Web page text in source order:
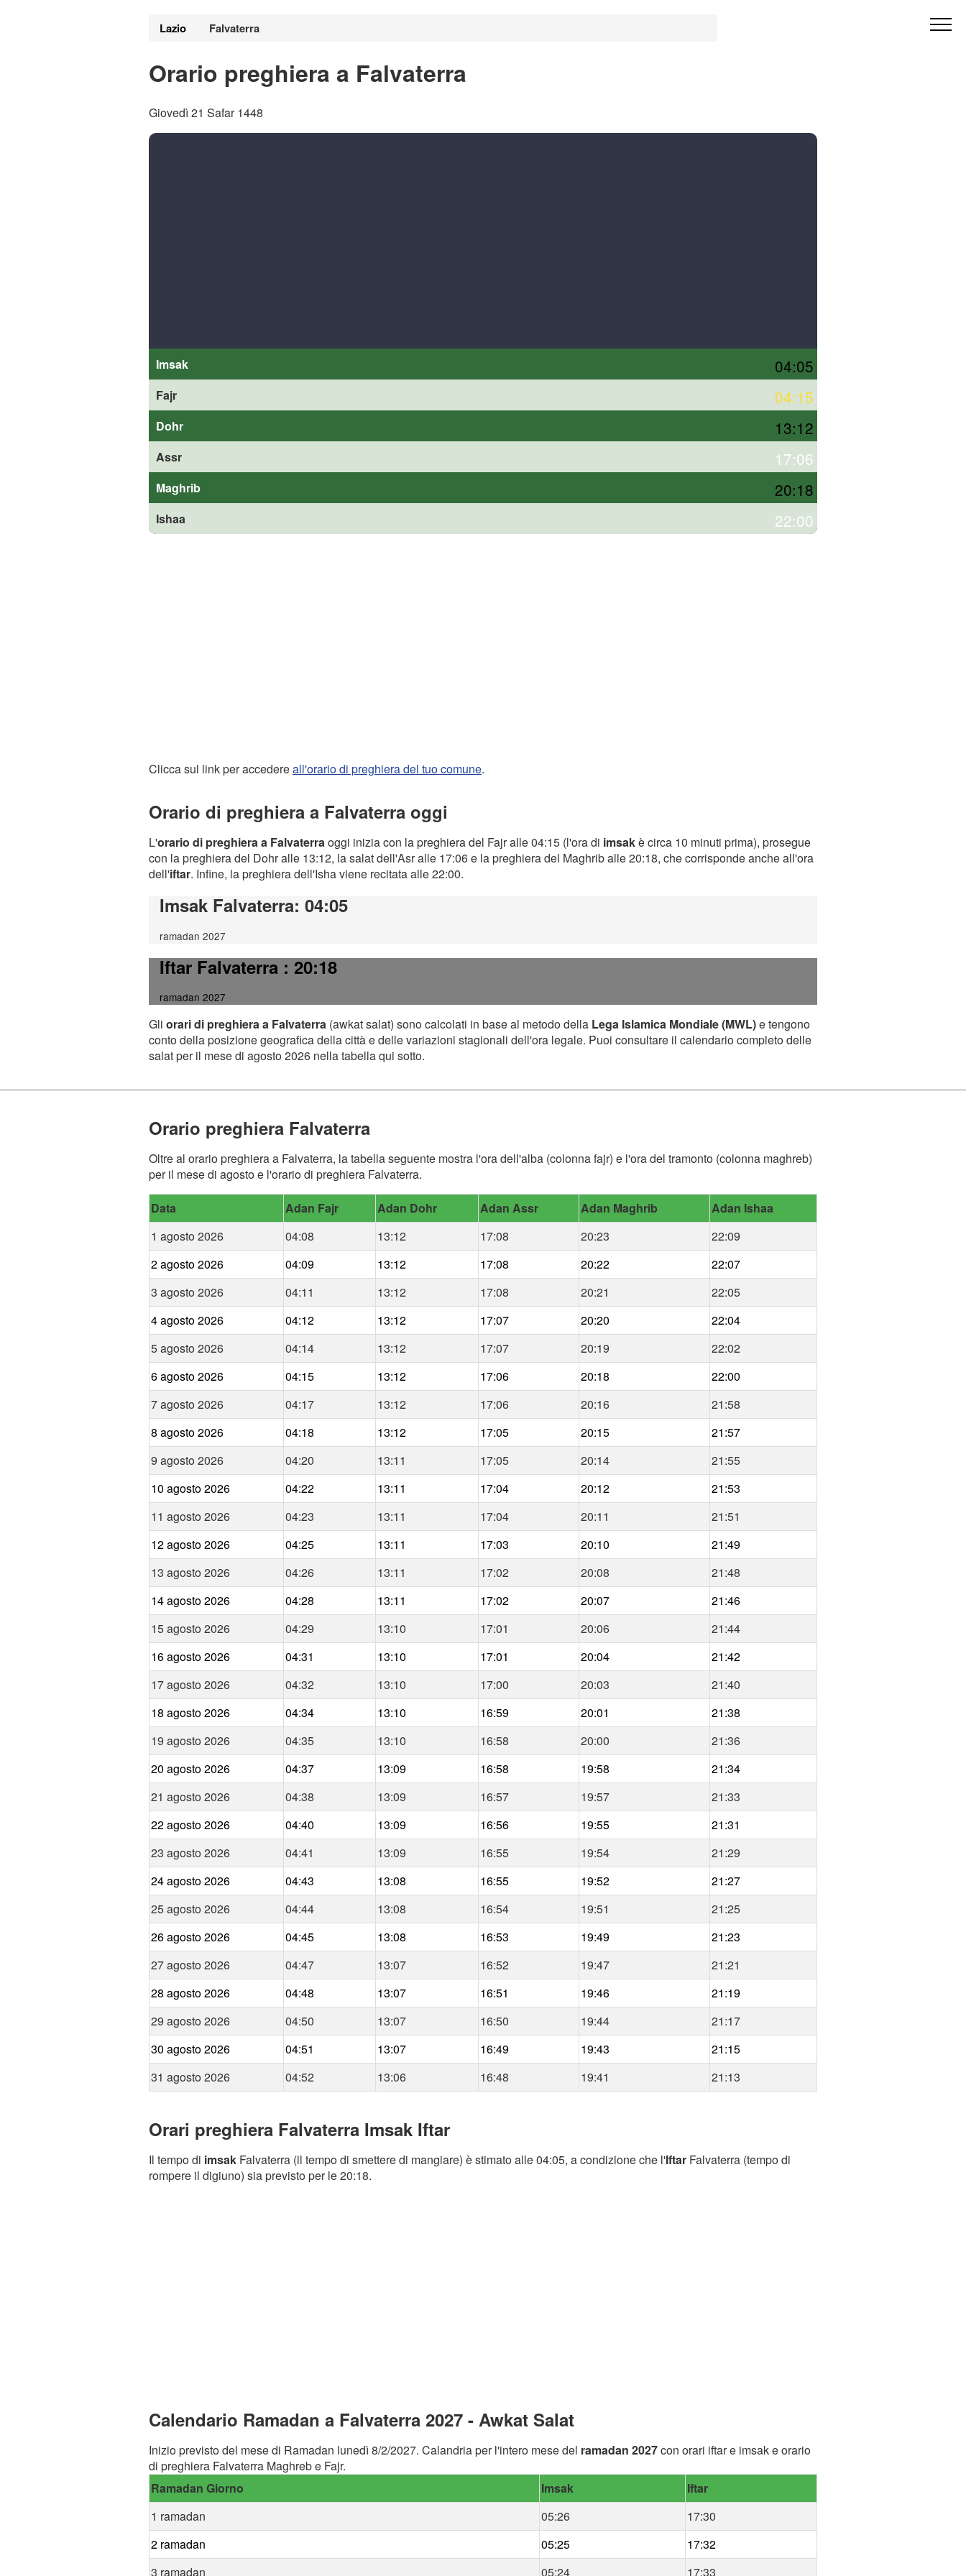
Lazio Falvaterra
Orario preghiera a Falvaterra
Giovedì 21 Safar 1448
Imsak 04:05
Fajr 04:15
Dohr 13:12
Assr 17:06
Maghrib 20:18
Ishaa 22:00
Clicca sul link per accedereall'orario di preghiera del tuo comune.
Orario di preghiera a Falvaterra oggi
L'orario di preghiera a Falvaterraoggi inizia con la preghiera del Fajr alle 04:15 (l'ora di imsakè circa 10 minuti prima), prosegue
con la preghiera del Dohr alle 13:12, la salat dell'Asr alle 17:06 e la preghiera del Maghrib alle 20:18, che corrisponde anche all'ora
dell'iftar. Infine, la preghiera dell'Isha viene recitata alle 22:00.
Imsak Falvaterra: 04:05
ramadan 2027
Iftar Falvaterra: 20:18
ramadan 2027
Gli orari di preghiera a Falvaterra (awkat salat) sono calcolati in base al metodo della Lega Islamica Mondiale (MWL)e tengono
conto della posizione geografica della città e delle variazioni stagionali dell'ora legale. Puoi consultare il calendario completo delle
salat per il mese di agosto 2026 nella tabella qui sotto.
Orario preghiera Falvaterra
Oltre al orario preghiera a Falvaterra, la tabella seguente mostra l'ora dell'alba (colonna fajr) e l'ora del tramonto (colonna maghreb)
per il mese di agosto e l'orario di preghiera Falvaterra.
Data Adan Fajr Adan Dohr Adan Assr Adan Maghrib
Adan Ishaa
1 agosto 2026
04:08 13:12 17:08 20:23
22:09
2 agosto 2026
04:09 13:12 17:08 20:22
22:07
3 agosto 2026
04:11 13:12 17:08 20:21
22:05
4 agosto 2026
04:12 13:12 17:07 20:20
22:04
5 agosto 2026
04:14 13:12 17:07 20:19
22:02
6 agosto 2026
04:15 13:12 17:06 20:18
22:00
7 agosto 2026
04:17 13:12 17:06 20:16
21:58
8 agosto 2026
04:18 13:12 17:05 20:15
21:57
9 agosto 2026
04:20 13:11 17:05 20:14
21:55
10 agosto 2026
04:22 13:11 17:04 20:12
21:53
11 agosto 2026
04:23 13:11 17:04 20:11
21:51
12 agosto 2026
04:25 13:11 17:03 20:10
21:49
13 agosto 2026
04:26 13:11 17:02 20:08
21:48
14 agosto 2026
04:28 13:11 17:02 20:07
21:46
15 agosto 2026
04:29 13:10 17:01 20:06
21:44
16 agosto 2026
04:31 13:10 17:01 20:04
21:42
17 agosto 2026
04:32 13:10 17:00 20:03
21:40
18 agosto 2026
04:34 13:10 16:59 20:01
21:38
19 agosto 2026
04:35 13:10 16:58 20:00
21:36
20 agosto 2026
04:37 13:09 16:58 19:58
21:34
21 agosto 2026
04:38 13:09 16:57 19:57
21:33
22 agosto 2026
04:40 13:09 16:56 19:55
21:31
23 agosto 2026
04:41 13:09 16:55 19:54
21:29
24 agosto 2026
04:43 13:08 16:55 19:52
21:27
25 agosto 2026
04:44 13:08 16:54 19:51
21:25
26 agosto 2026
04:45 13:08 16:53 19:49
21:23
27 agosto 2026
04:47 13:07 16:52 19:47
21:21
28 agosto 2026
04:48 13:07 16:51 19:46
21:19
29 agosto 2026
04:50 13:07 16:50 19:44
21:17
30 agosto 2026
04:51 13:07 16:49 19:43
21:15
31 agosto 2026
04:52 13:06 16:48 19:41 21:13
Orari preghiera Falvaterra Imsak Iftar
Il tempo di imsak Falvaterra (il tempo di smettere di mangiare) è stimato alle 04:05, a condizione che l'Iftar Falvaterra (tempo di
rompere il digiuno) sia previsto per le 20:18.
Calendario Ramadan a Falvaterra 2027 - Awkat Salat
Inizio previsto del mese di Ramadan lunedì 8/2/2027. Calandria per l'intero mese del ramadan 2027con orari iftar e imsak e orario
di preghiera Falvaterra Maghreb e Fajr.
Ramadan Giorno
Imsak
Iftar
1 ramadan
05:26
17:30
2 ramadan
05:25
17:32
3 ramadan
05:24 17:33